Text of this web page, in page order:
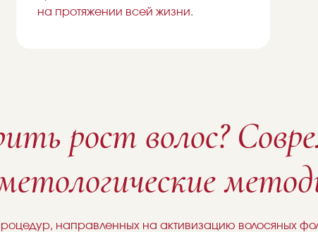
на протяжении всей жизни.
рост волос?
направленных на активизацию волосяных